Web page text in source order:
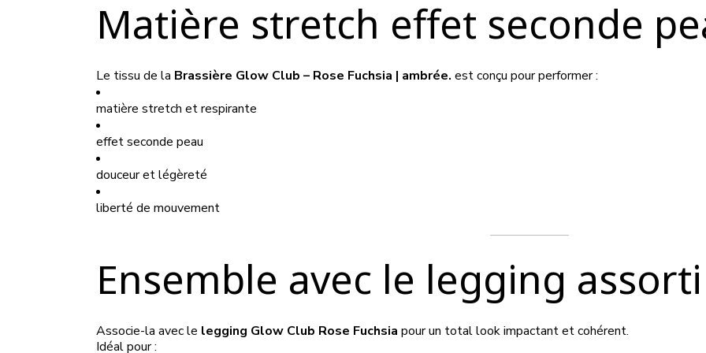
Matière stretch effet seconde
Le tissu de la Brassière Glow Club – Rose Fuchsia | ambrée. est conçu pour performer :
matière stretch et respirante
effet seconde peau
douceur et légèreté
liberté de mouvement
Ensemble avec le legging assorti
Associe-la avec le legging Glow Club Rose Fuchsia pour un total look impactant et cohérent.
Idéal pour :